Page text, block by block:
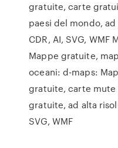
gratuite, carte
paesi del mondo, ad
CDR, AI, SVG,
Mappe gratuite,
oceani: d-maps:
gratuite, carte
gratuite, ad alta
SVG, WMF